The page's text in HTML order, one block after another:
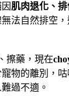
肌肉退化、
無法自然排空
擦藥，現在
物的離別，
過不適。